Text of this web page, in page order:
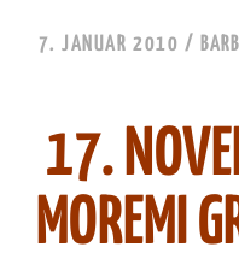
7. JANUAR 2010 /
17.
MOREMI